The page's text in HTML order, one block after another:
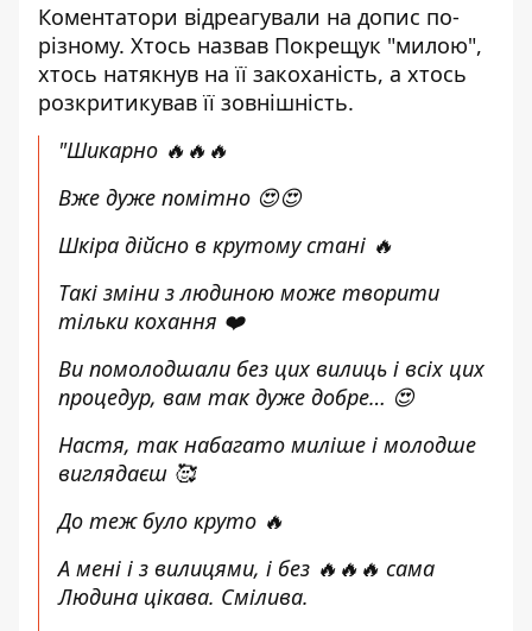
Коментатори відреагували на допис по-
різному. Хтось назвав Покрещук "милою",
хтось натякнув на її закоханість, а хтось
розкритикував її зовнішність.
"Шикарно 🔥🔥🔥
Вже дуже помітно 😍😍
Шкіра дійсно в крутому стані 🔥
Такі зміни з людиною може творити
тільки кохання ❤️
Ви помолодшали без цих вилиць і всіх цих
процедур, вам так дуже добре… 😍
Настя, так набагато миліше і молодше
виглядаєш 🥰
До теж було круто 🔥
А мені і з вилицями, і без 🔥🔥🔥 сама
Людина цікава. Смілива.